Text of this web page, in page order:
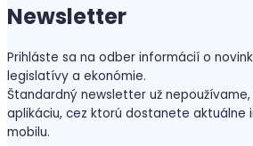
Newsletter
Prihláste sa na odber informácií o
legislatívy a ekonómie.
Štandardný newsletter už
aplikáciu, cez ktorú dostanete aktuálne
mobilu.